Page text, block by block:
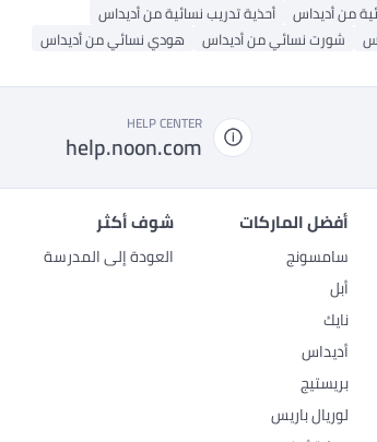
من أديداس
أحذية تدريب نسائية من أديداس
شورت نسائي من أديداس
هودي نسائي من أديداس
HELP CENTER
help.noon.com
أفضل الماركات
سامسونج
أبل
نايك
أديداس
بريستيج
لوريال باريس
شوف أكثر
العودة إلى المدرسة